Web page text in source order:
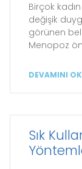
Birçok
değişik
görünen
Menopoz
DEVAMINI
Sık